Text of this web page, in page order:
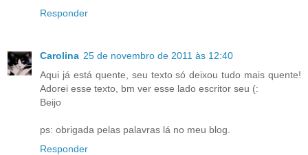
Responder
Carolina 25 de novembro de 2011 às 12:40
Aqui já está quente, seu texto só deixou tudo mais quente!
Adorei esse texto, bm ver esse lado escritor seu (:
Beijo
ps: obrigada pelas palavras lá no meu blog.
Responder